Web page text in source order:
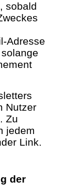
sobald
Adresse
Nutzer
Zu
jedem
Link.
der